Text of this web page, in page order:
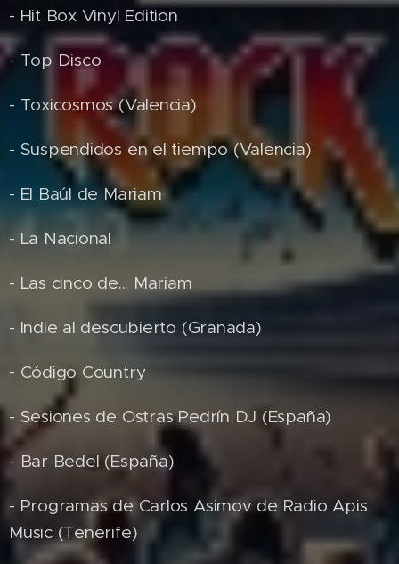
- Hit Box Vinyl Edition
- Top Disco
- Toxicosmos (Valencia)
- Suspendidos en el tiempo (Valencia)
- El Baúl de Mariam
- La Nacional
- Las cinco de... Mariam
- Indie al descubierto (Granada)
- Código Country
- Sesiones de Ostras Pedrín DJ (España)
- Bar Bedel (España)
- Programas de Carlos Asimov de Radio Apis
Music (Tenerife)